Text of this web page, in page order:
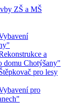
ZŠ a MŠ
a
domu Chotýšany"
pro lesy
pro